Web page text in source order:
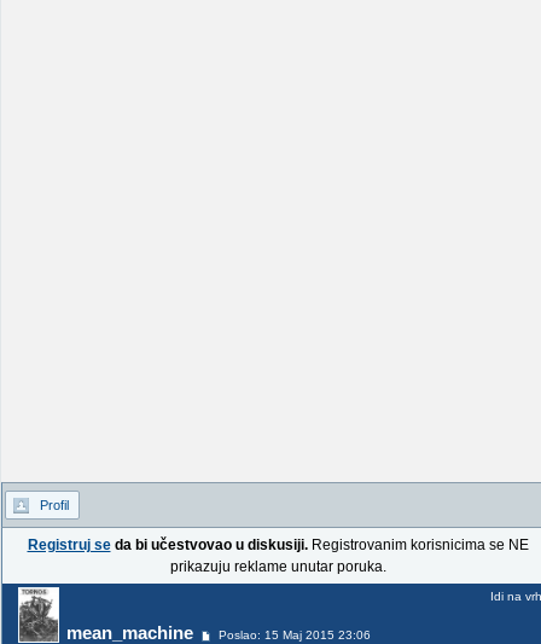
Profil
Registruj seda bi učestvovao u diskusiji.Registrovanim korisnicima se NE
prikazuju reklame unutar poruka.
mean_machine Poslao: 15 Maj 2015 23:06
Idi na vrh